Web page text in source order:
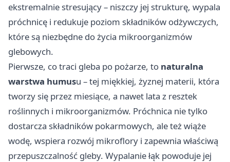
ekstremalnie stresujący – niszczy jej strukturę, wypala
próchnicę i redukuje poziom składników odżywczych,
które są niezbędne do życia mikroorganizmów
glebowych.
Pierwsze, co traci gleba po pożarze, to naturalna
warstwa humusu – tej miękkiej, żyznej materii, która
tworzy się przez miesiące, a nawet lata z resztek
roślinnych i mikroorganizmów. Próchnica nie tylko
dostarcza składników pokarmowych, ale też wiąże
wodę, wspiera rozwój mikroflory i zapewnia właściwą
przepuszczalność gleby. Wypalanie łąk powoduje jej